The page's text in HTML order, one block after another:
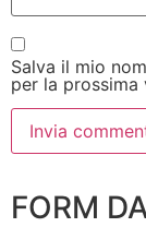
Salva il mio
per la
FORM